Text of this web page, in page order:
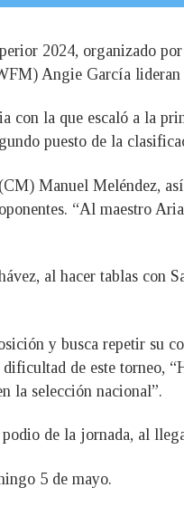
2024, organizado
Angie García lideran
la que escaló a la
puesto de la
Manuel Meléndez,
“Al maestro
al hacer tablas con
y busca repetir su
de este torneo,
la selección nacional”.
de la jornada, al
5 de mayo.